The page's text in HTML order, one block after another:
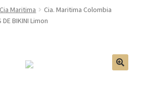
Page
Cia Maritima
Cia. Maritima Colombia
BIKINI Limon